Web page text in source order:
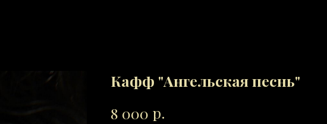
Кафф "Ангельская песнь"
8 000 р.